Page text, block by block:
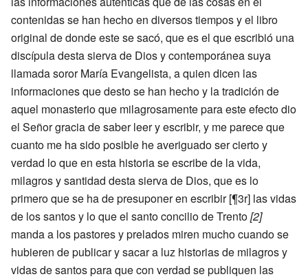
contenidas se han hecho en diversos tiempos y el libro
original de donde este se sacó, que es el que escribió una
discípula desta sierva de Dios y contemporánea suya
llamada soror María Evangelista, a quien dicen las
informaciones que desto se han hecho y la tradición de
aquel monasterio que milagrosamente para este efecto dio
el Señor gracia de saber leer y escribir, y me parece que
cuanto me ha sido posible he averiguado ser cierto y
verdad lo que en esta historia se escribe de la vida,
milagros y santidad desta sierva de Dios, que es lo
primero que se ha de presuponer en escribir [¶3r] las vidas
de los santos y lo que el santo concilio de Trento[2]
manda a los pastores y prelados miren mucho cuando se
hubieren de publicar y sacar a luz historias de milagros y
vidas de santos para que con verdad se publiquen las